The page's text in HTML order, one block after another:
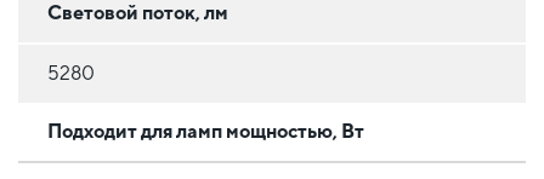
Световой поток, лм
5280
Подходит для ламп мощностью, Вт